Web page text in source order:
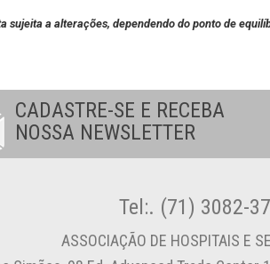
sujeita a alterações, dependendo do ponto de
CADASTRE-SE E RECEBA
NOSSA NEWSLETTER
Tel:. (71) 3082-
ASSOCIAÇÃO DE HOSPITAIS E